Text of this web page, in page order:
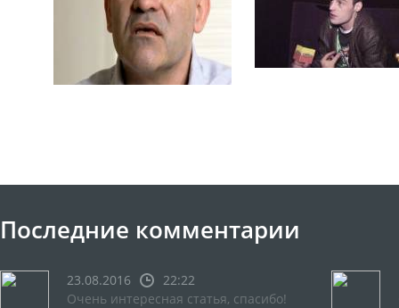
Последние комментарии
23.08.2016
22:22
Очень интересная статья, спасибо!